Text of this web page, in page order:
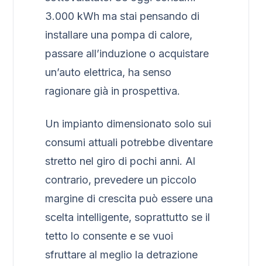
3.000 kWh ma stai pensando di
installare una pompa di calore,
passare all’induzione o acquistare
un’auto elettrica, ha senso
ragionare già in prospettiva.
Un impianto dimensionato solo sui
consumi attuali potrebbe diventare
stretto nel giro di pochi anni. Al
contrario, prevedere un piccolo
margine di crescita può essere una
scelta intelligente, soprattutto se il
tetto lo consente e se vuoi
sfruttare al meglio la detrazione